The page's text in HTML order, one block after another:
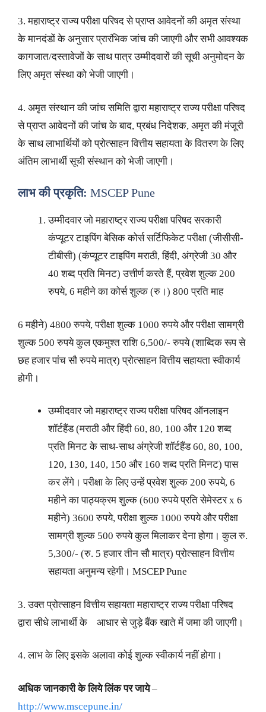
3. महाराष्ट्र राज्य परीक्षा परिषद से प्राप्त आवेदनों की अमृत संस्था
के मानदंडों के अनुसार प्रारंभिक जांच की जाएगी और सभी आवश्यक
कागजात/दस्तावेजों के साथ पात्र उम्मीदवारों की सूची अनुमोदन के
लिए अमृत संस्था को भेजी जाएगी।
4. अमृत संस्थान की जांच समिति द्वारा महाराष्ट्र राज्य परीक्षा परिषद
से प्राप्त आवेदनों की जांच के बाद, प्रबंध निदेशक, अमृत की मंजूरी
के साथ लाभार्थियों को प्रोत्साहन वित्तीय सहायता के वितरण के लिए
अंतिम लाभार्थी सूची संस्थान को भेजी जाएगी।
लाभ की प्रकृति: MSCEP Pune
उम्मीदवार जो महाराष्ट्र राज्य परीक्षा परिषद सरकारी
कंप्यूटर टाइपिंग बेसिक कोर्स सर्टिफिकेट परीक्षा (जीसीसी-
टीबीसी) (कंप्यूटर टाइपिंग मराठी, हिंदी, अंग्रेजी 30 और
40 शब्द प्रति मिनट) उत्तीर्ण करते हैं, प्रवेश शुल्क 200
रुपये, 6 महीने का कोर्स शुल्क (रु।) 800 प्रति माह
6 महीने) 4800 रुपये, परीक्षा शुल्क 1000 रुपये और परीक्षा सामग्री
शुल्क 500 रुपये कुल एकमुश्त राशि 6,500/- रुपये (शाब्दिक रूप से
छह हजार पांच सौ रुपये मात्र) प्रोत्साहन वित्तीय सहायता स्वीकार्य
होगी।
उम्मीदवार जो महाराष्ट्र राज्य परीक्षा परिषद ऑनलाइन
शॉर्टहैंड (मराठी और हिंदी 60, 80, 100 और 120 शब्द
प्रति मिनट के साथ-साथ अंग्रेजी शॉर्टहैंड 60, 80, 100,
120, 130, 140, 150 और 160 शब्द प्रति मिनट) पास
कर लेंगे। परीक्षा के लिए उन्हें प्रवेश शुल्क 200 रुपये, 6
महीने का पाठ्यक्रम शुल्क (600 रुपये प्रति सेमेस्टर x 6
महीने) 3600 रुपये, परीक्षा शुल्क 1000 रुपये और परीक्षा
सामग्री शुल्क 500 रुपये कुल मिलाकर देना होगा। कुल रु.
5,300/- (रु. 5 हजार तीन सौ मात्र) प्रोत्साहन वित्तीय
सहायता अनुमन्य रहेगी। MSCEP Pune
3. उक्त प्रोत्साहन वित्तीय सहायता महाराष्ट्र राज्य परीक्षा परिषद
द्वारा सीधे लाभार्थी के आधार से जुड़े बैंक खाते में जमा की जाएगी।
4. लाभ के लिए इसके अलावा कोई शुल्क स्वीकार्य नहीं होगा।
अधिक जानकारी के लिये लिंक पर जाये–
http://www.mscepune.in/